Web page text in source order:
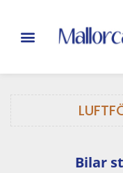
Bilar